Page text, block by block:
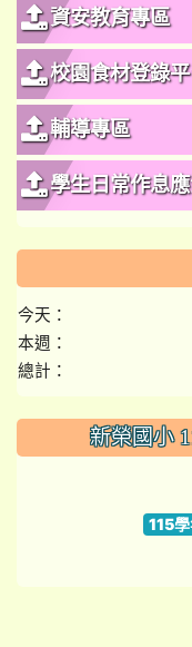
資安教育專區
校園食材登錄
輔導專區
學生日常作息
今天：
本週：
總計：
::: 新榮國小
115